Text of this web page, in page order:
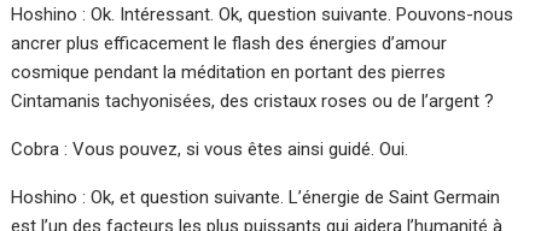
Hoshino : Ok. Intéressant. Ok, question suivante. Pouvons-nous
ancrer plus efficacement le flash des énergies d’amour
cosmique pendant la méditation en portant des pierres
Cintamanis tachyonisées, des cristaux roses ou de l’argent ?
Cobra : Vous pouvez, si vous êtes ainsi guidé. Oui.
Hoshino : Ok, et question suivante. L’énergie de Saint Germain
est l’un des facteurs les plus puissants qui aidera l’humanité à